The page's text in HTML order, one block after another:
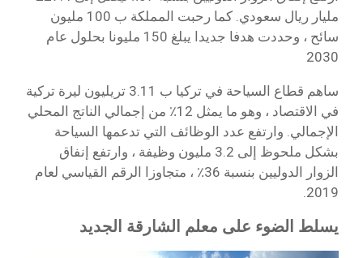
مليار ريال سعودي. كما رحبت المملكة ب 100 مليون
سائح ، وحددت هدفا جديدا يبلغ 150 مليونا بحلول عام
2030
ساهم قطاع السياحة في تركيا ب 3.11 تريليون ليرة تركية
في الاقتصاد ، وهو ما يمثل 12٪ من إجمالي الناتج المحلي
الإجمالي. وارتفع عدد الوظائف التي تدعمها السياحة
بشكل ملحوظ إلى 3.2 مليون وظيفة ، وارتفع إنفاق
الزوار الدوليين بنسبة 36٪ ، متجاوزا الرقم القياسي لعام
2019.
يسلط الضوء على معلم الشارقة الجديد